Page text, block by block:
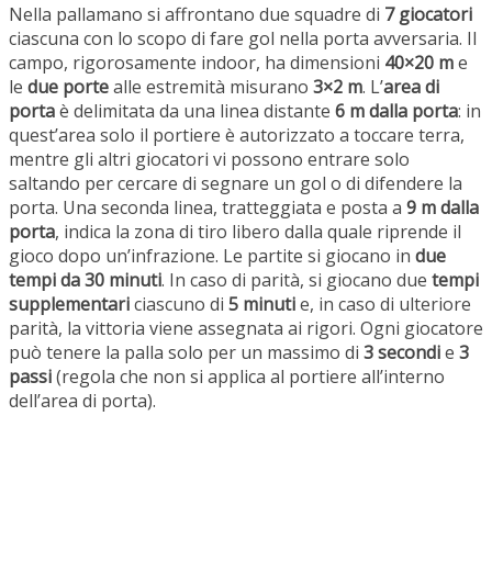
Nella pallamano si affrontano due squadre di 7 giocatori
ciascuna con lo scopo di fare gol nella porta avversaria. Il
campo, rigorosamente indoor, ha dimensioni 40×20 me
le due portealle estremità misurano 3×2 m. L’area di
portaè delimitata da una linea distante 6 m dalla porta: in
quest’area solo il portiere è autorizzato a toccare terra,
mentre gli altri giocatori vi possono entrare solo
saltando per cercare di segnare un gol o di difendere la
porta. Una seconda linea, tratteggiata e posta a 9 m dalla
porta, indica la zona di tiro libero dalla quale riprende il
gioco dopo un’infrazione. Le partite si giocano in due
tempi da 30 minuti. In caso di parità, si giocano due tempi
supplementariciascuno di 5 minutie, in caso di ulteriore
parità, la vittoria viene assegnata ai rigori. Ogni giocatore
può tenere la palla solo per un massimo di 3 secondie 3
passi(regola che non si applica al portiere all’interno
dell’area di porta).